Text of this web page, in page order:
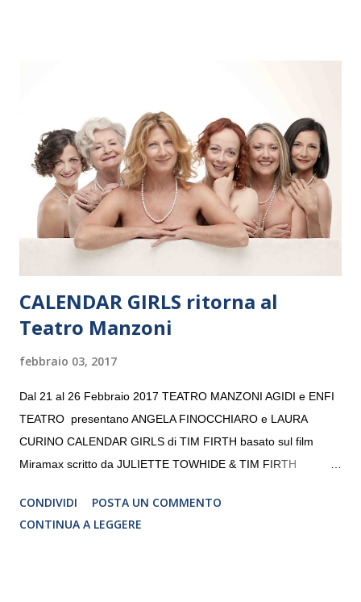
“Settembre dell’Accademia” dove si esibirà per il secondo anno
consecutivo. Il pubblico milanese avrà il piacere di applaudire i
giovani artisti della Baltic Sea Youth Philharmonic per la quarta
volta. L’orchestra, fondata nel 2008 da Kristjan Järvi (affiancato
da un prestigioso consiglio di consulent...
CALENDAR GIRLS ritorna al
Teatro Manzoni
febbraio 03, 2017
Dal 21 al 26 Febbraio 2017 TEATRO MANZONI AGIDI e ENFI
TEATRO presentano ANGELA FINOCCHIARO e LAURA
CURINO CALENDAR GIRLS di TIM FIRTH basato sul film
Miramax scritto da JULIETTE TOWHIDE & TIM FIRTH
CRISTINA PEZZOLI
CONDIVIDI
POSTA UN COMMENTO
CONTINUA A LEGGERE